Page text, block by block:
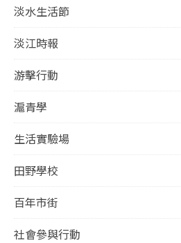
淡水生活節
淡江時報
游擊行動
滬青學
生活實驗場
田野學校
百年市街
社會參與行動